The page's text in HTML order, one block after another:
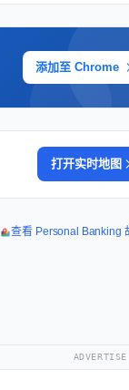
添加至 Chrome
打开实时地图
查看 Personal Banking